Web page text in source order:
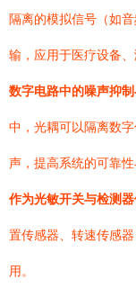
隔离的模拟信号（如
输，应用于医疗设备、
数字电路中的噪声抑
中，光耦可以隔离数
声，提高系统的可靠性
作为光敏开关与检测
置传感器、转速传感
用。